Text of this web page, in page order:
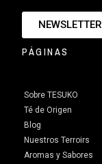
NEWSLETTER
PÁGINAS
Sobre TESUKO
Té de Origen
Blog
Nuestros Terroirs
Aromas y Sabores